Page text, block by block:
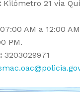
Kilómetro 21 vía
07:00 AM a 12:00
PM.
3203029971